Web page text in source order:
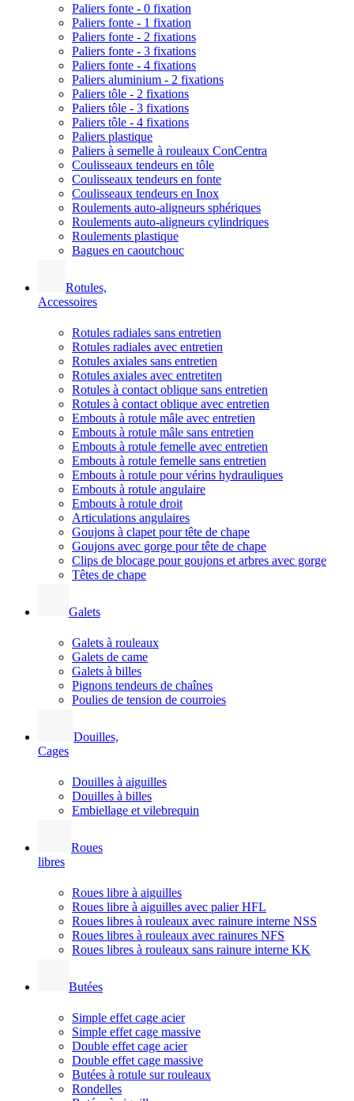
Paliers fonte - 0 fixation
Paliers fonte - 1 fixation
Paliers fonte - 2 fixations
Paliers fonte - 3 fixations
Paliers fonte - 4 fixations
Paliers aluminium - 2 fixations
Paliers tôle - 2 fixations
Paliers tôle - 3 fixations
Paliers tôle - 4 fixations
Paliers plastique
Paliers à semelle à rouleaux ConCentra
Coulisseaux tendeurs en tôle
Coulisseaux tendeurs en fonte
Coulisseaux tendeurs en Inox
Roulements auto-aligneurs sphériques
Roulements auto-aligneurs cylindriques
Roulements plastique
Bagues en caoutchouc
Rotules,
Accessoires
Rotules radiales sans entretien
Rotules radiales avec entretien
Rotules axiales sans entretien
Rotules axiales avec entretiten
Rotules à contact oblique sans entretien
Rotules à contact oblique avec entretien
Embouts à rotule mâle avec entretien
Embouts à rotule mâle sans entretien
Embouts à rotule femelle avec entretien
Embouts à rotule femelle sans entretien
Embouts à rotule pour vérins hydrauliques
Embouts à rotule angulaire
Embouts à rotule droit
Articulations angulaires
Goujons à clapet pour tête de chape
Goujons avec gorge pour tête de chape
Clips de blocage pour goujons et arbres avec gorge
Têtes de chape
Galets
Galets à rouleaux
Galets de came
Galets à billes
Pignons tendeurs de chaînes
Poulies de tension de courroies
Douilles,
Cages
Douilles à aiguilles
Douilles à billes
Embiellage et vilebrequin
Roues
libres
Roues libre à aiguilles
Roues libre à aiguilles avec palier HFL
Roues libres à rouleaux avec rainure interne NSS
Roues libres à rouleaux avec rainures NFS
Roues libres à rouleaux sans rainure interne KK
Butées
Simple effet cage acier
Simple effet cage massive
Double effet cage acier
Double effet cage massive
Butées à rotule sur rouleaux
Rondelles